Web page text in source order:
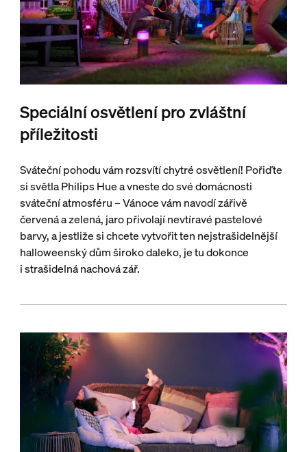
Speciální osvětlení pro zvláštní
příležitosti
Sváteční pohodu vám rozsvítí chytré osvětlení! Pořiďte
si světla Philips Hue a vneste do své domácnosti
sváteční atmosféru – Vánoce vám navodí zářivě
červená a zelená, jaro přivolají nevtíravé pastelové
barvy, a jestliže si chcete vytvořit ten nejstrašidelnější
halloweenský dům široko daleko, je tu dokonce
i strašidelná nachová zář.